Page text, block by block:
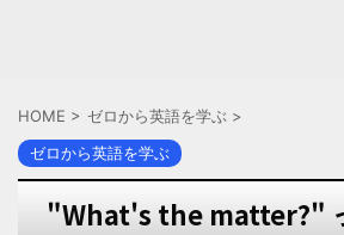
HOME > ゼロから英語を学ぶ >
ゼロから英語を学ぶ
"What's the matter?"